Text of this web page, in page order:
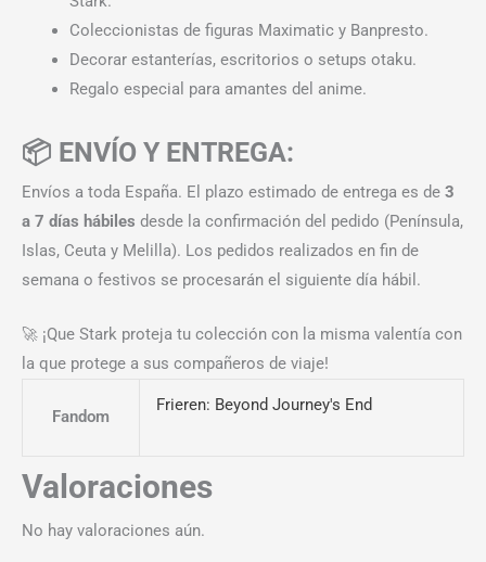
Coleccionistas de figuras Maximatic y Banpresto.
Decorar estanterías, escritorios o setups otaku.
Regalo especial para amantes del anime.
📦 ENVÍO Y ENTREGA:
Envíos a toda España. El plazo estimado de entrega es de 3
a 7 días hábiles desde la confirmación del pedido (Península,
Islas, Ceuta y Melilla). Los pedidos realizados en fin de
semana o festivos se procesarán el siguiente día hábil.
🚀 ¡Que Stark proteja tu colección con la misma valentía con
la que protege a sus compañeros de viaje!
Fandom
Frieren: Beyond Journey's End
Valoraciones
No hay valoraciones aún.